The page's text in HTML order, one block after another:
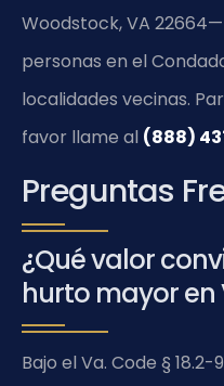
Woodstock, VA
personas en el
localidades vecinas.
favor llame al (888)
Preguntas
¿Qué valor
hurto mayor en
Bajo el Va. Code § 18.2-